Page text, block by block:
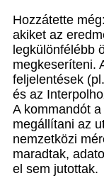
Hozzátette
akiket az
legkülönfélébb
megkeseríteni.
feljelentések
és az
A kommandót
megállítani az
nemzetközi
maradtak,
el sem jutottak.